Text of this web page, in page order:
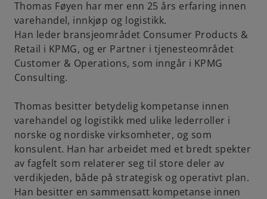
n
s
i
n
a
w
t
a
b
Thomas Føyen har mer enn 25 års erfaring innen
varehandel, innkjøp og logistikk.
Han leder bransjeområdet Consumer Products &
Retail i KPMG, og er Partner i tjenesteområdet
Customer & Operations, som inngår i KPMG
Consulting.
Thomas besitter betydelig kompetanse innen
varehandel og logistikk med ulike lederroller i
norske og nordiske virksomheter, og som
konsulent. Han har arbeidet med et bredt spekter
av fagfelt som relaterer seg til store deler av
verdikjeden, både på strategisk og operativt plan.
Han besitter en sammensatt kompetanse innen